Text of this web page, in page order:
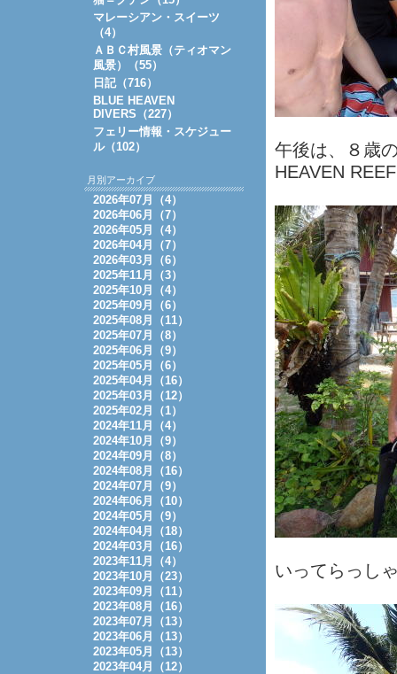
午後は、８歳
HEAVEN
いってらっし
マレーシアン・スイーツ
（4）
ＡＢＣ村風景（ティオマン
風景）（55）
日記（716）
BLUE HEAVEN
DIVERS（227）
フェリー情報・スケジュー
ル（102）
月別アーカイブ
2026年07月（4）
2026年06月（7）
2026年05月（4）
2026年04月（7）
2026年03月（6）
2025年11月（3）
2025年10月（4）
2025年09月（6）
2025年08月（11）
2025年07月（8）
2025年06月（9）
2025年05月（6）
2025年04月（16）
2025年03月（12）
2025年02月（1）
2024年11月（4）
2024年10月（9）
2024年09月（8）
2024年08月（16）
2024年07月（9）
2024年06月（10）
2024年05月（9）
2024年04月（18）
2024年03月（16）
2023年11月（4）
2023年10月（23）
2023年09月（11）
2023年08月（16）
2023年07月（13）
2023年06月（13）
2023年05月（13）
2023年04月（12）